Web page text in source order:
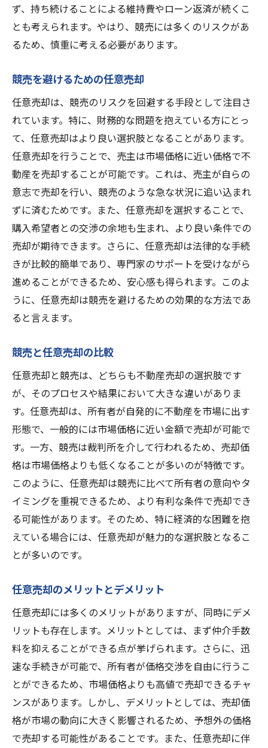
ず、持ち続けることによる維持費やローン返済が続くこ
とも考えられます。やはり、競売には多くのリスクがあ
るため、慎重に考える必要があります。
競売を避けるための任意売却
任意売却は、競売のリスクを回避する手段として注目さ
れています。特に、財務的な問題を抱えている方にとっ
て、任意売却はより良い選択肢となることがあります。
任意売却を行うことで、売主は市場価格に近い価格で不
動産を売却することが可能です。これは、売主が自らの
意志で売却を行い、競売のような急な状況に追い込まれ
ずに済むためです。また、任意売却を選択することで、
購入希望者との交渉の余地も生まれ、より良い条件での
売却が期待できます。さらに、任意売却は法律的な手続
きが比較的簡単であり、専門家のサポートを受けながら
進めることができるため、安心感も得られます。このよ
うに、任意売却は競売を避けるための効果的な方法であ
ると言えます。
競売と任意売却の比較
任意売却と競売は、どちらも不動産売却の選択肢です
が、そのプロセスや結果において大きな違いがありま
す。任意売却は、所有者が自発的に不動産を市場に出す
形態で、一般的には市場価格に近い金額で売却が可能で
す。一方、競売は裁判所を介して行われるため、売却価
格は市場価格よりも低くなることが多いのが特徴です。
このように、任意売却は競売に比べて所有者の意向やタ
イミングを重視できるため、より有利な条件で売却でき
る可能性があります。そのため、特に経済的な困難を抱
えている場合には、任意売却が魅力的な選択肢となるこ
とが多いのです。
任意売却のメリットとデメリット
任意売却には多くのメリットがありますが、同時にデメ
リットも存在します。メリットとしては、まず仲介手数
料を抑えることができる点が挙げられます。さらに、迅
速な手続きが可能で、所有者が価格交渉を自由に行うこ
とができるため、市場価格よりも高値で売却できるチャ
ンスがあります。しかし、デメリットとしては、売却価
格が市場の動向に大きく影響されるため、予想外の価格
で売却する可能性があることです。また、任意売却に伴